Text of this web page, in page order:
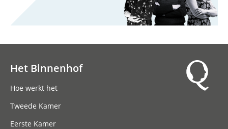
Het Binnenhof
Hoe werkt het
Tweede Kamer
Eerste Kamer